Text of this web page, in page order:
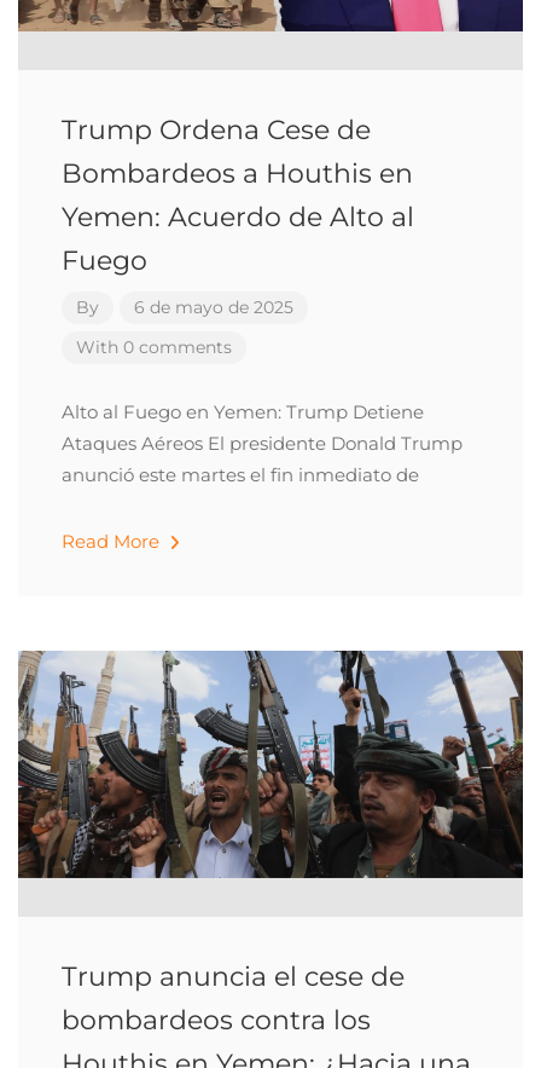
Trump Ordena Cese de
Bombardeos a Houthis en
Yemen: Acuerdo de Alto al
Fuego
By
6 de mayo de 2025
With 0 comments
Alto al Fuego en Yemen: Trump Detiene
Ataques Aéreos El presidente Donald Trump
anunció este martes el fin inmediato de
Read More
Trump anuncia el cese de
bombardeos contra los